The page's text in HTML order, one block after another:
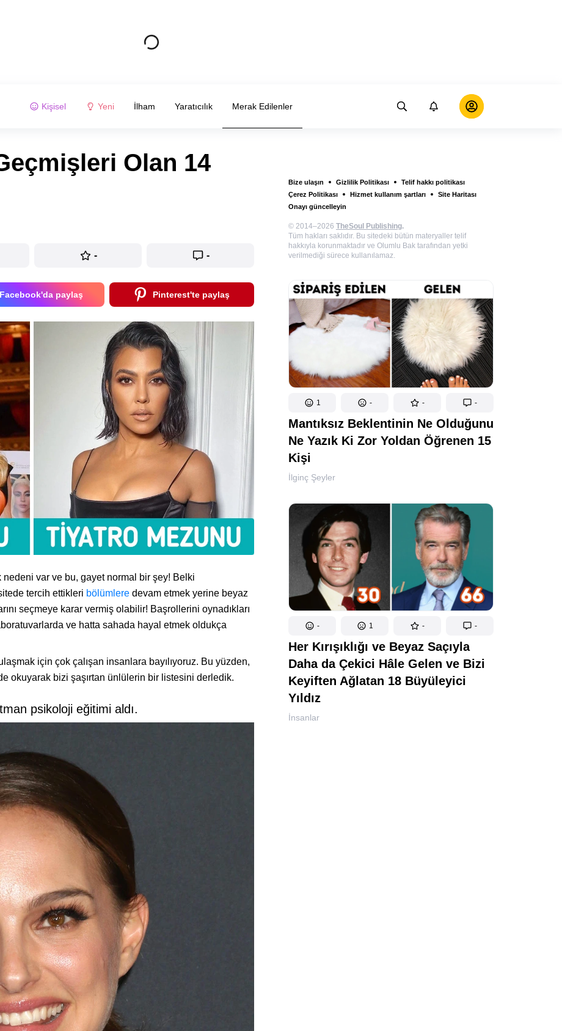
Kişisel Yeni İlham Yaratıcılık Merak Edilenler
Bize ulaşın Gizlilik Politikası
Telif hakkı politikası
Çerez Politikası
Hizmet kullanım şartları
Site Haritası
Onayı güncelleyin
© 2014–2026 TheSoul Publishing.
Tüm hakları saklıdır. Bu sitedeki bütün materyaller telif
hakkıyla korunmaktadır ve Olumlu Bak tarafından yetki
verilmediği sürece kullanılamaz.
1 - - -
Mantıksız Beklentinin Ne Olduğunu
Ne Yazık Ki Zor Yoldan Öğrenen 15
Kişi
İlginç Şeyler
- 1 - -
Her Kırışıklığı ve Beyaz Saçıyla
Daha da Çekici Hâle Gelen ve Bizi
Keyiften Ağlatan 18 Büyüleyici
Yıldız
İnsanlar
Olan 14
- -
Facebook'da paylaş Pinterest'te paylaş
nedeni var ve bu, gayet normal bir şey! Belki
tercih ettikleri bölümlere devam etmek yerine beyaz
seçmeye karar vermiş olabilir! Başrollerini oynadıkları
ve hatta sahada hayal etmek oldukça
için çok çalışan insanlara bayılıyoruz. Bu yüzden,
okuyarak bizi şaşırtan ünlülerin bir listesini derledik.
psikoloji eğitimi aldı.